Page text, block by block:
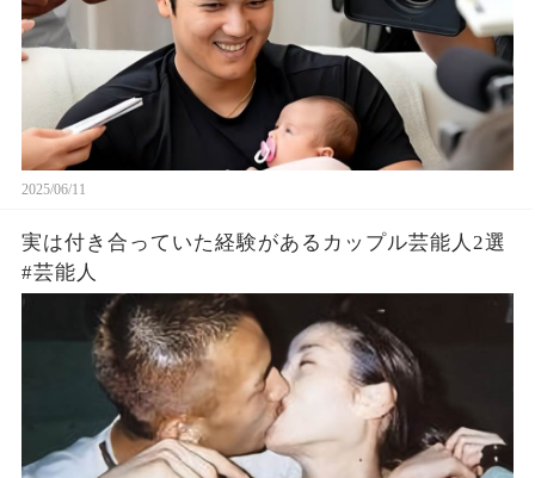
2025/06/11
実は付き合っていた経験があるカップル芸能人2選
#芸能人